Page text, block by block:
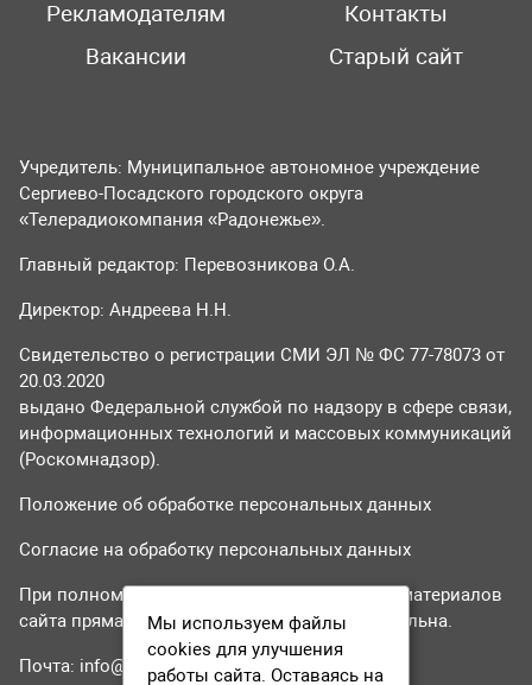
Рекламодателям
Контакты
Вакансии
Старый сайт
Учредитель: Муниципальное автономное учреждение
Сергиево-Посадского городского округа
«Телерадиокомпания «Радонежье».
Главный редактор: Перевозникова О.А.
Директор: Андреева Н.Н.
Свидетельство о регистрации СМИ ЭЛ № ФС 77-78073 от
20.03.2020
выдано Федеральной службой по надзору в сфере связи,
информационных технологий и массовых коммуникаций
(Роскомнадзор).
Положение об обработке персональных данных
Согласие на обработку персональных данных
При полном или частичном использовании материалов
сайта прямая гиперссылка на tvr24.tv обязательна.
Почта: info@tvr24.tv
Мы используем файлы
cookies для улучшения
работы сайта. Оставаясь на